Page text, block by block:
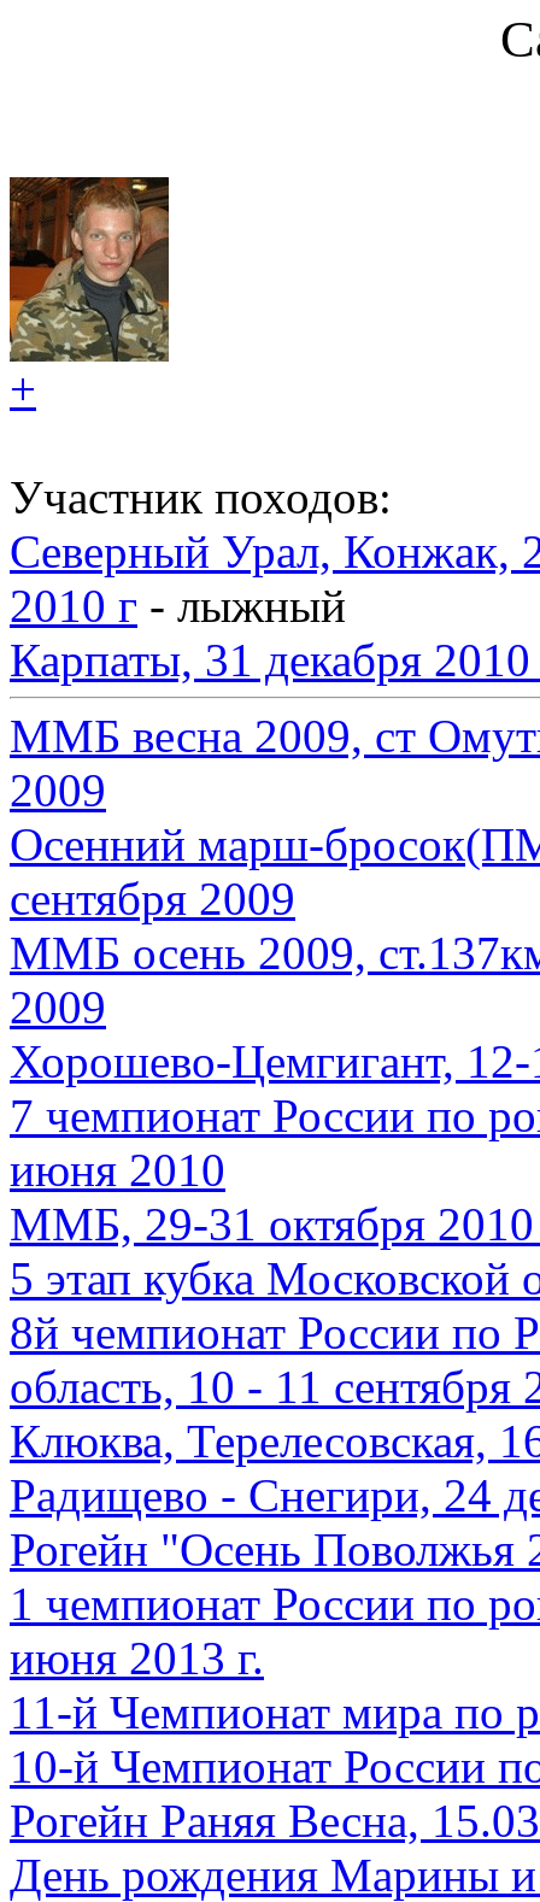
+
Участник походов:
Северный Урал, Конжак,
2010 г - лыжный
Карпаты, 31 декабря
ММБ весна 2009, ст
2009
Осенний марш-
сентября 2009
ММБ осень 2009,
2009
Хорошево-Цемгигант, 12-
7 чемпионат России по
июня 2010
ММБ, 29-31 октября 2010
5 этап кубка Московской
8й чемпионат России по
область, 10 - 11 сентября
Клюква, Терелесовская,
Радищево - Снегири, 24
Рогейн "Осень Поволжья
1 чемпионат России по
июня 2013 г.
11-й Чемпионат мира по
10-й Чемпионат России
Рогейн Раняя Весна,
День рождения Марины